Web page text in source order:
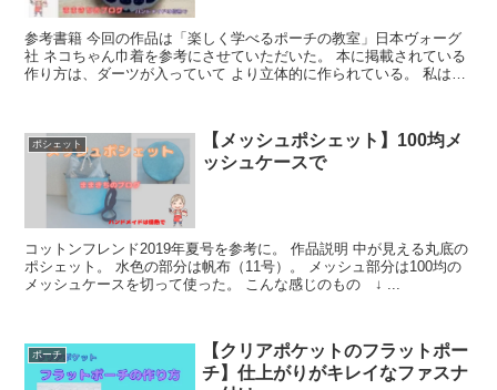
参考書籍 今回の作品は「楽しく学べるポーチの教室」日本ヴォーグ
社 ネコちゃん巾着を参考にさせていただいた。 本に掲載されている
作り方は、ダーツが入っていて より立体的に作られている。 私は猫
ポシェット
【メッシュポシェット】100均メ
ッシュケースで
コットンフレンド2019年夏号を参考に。 作品説明 中が見える丸底の
ポシェット。 水色の部分は帆布（11号）。 メッシュ部分は100均の
メッシュケースを切って使った。 こんな感じのもの ↓ ...
ポーチ
【クリアポケットのフラットポー
チ】仕上がりがキレイなファスナ